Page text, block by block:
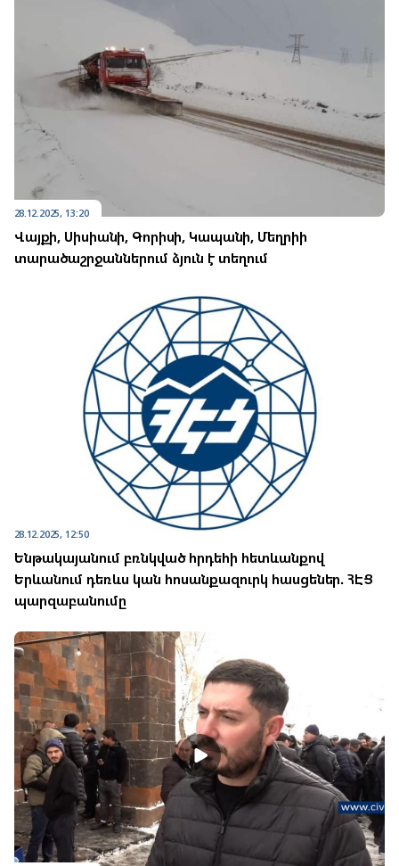
28.12.2025, 13:20
Վայքի, Սիսիանի, Գորիսի, Կապանի, Մեղրիի
տարածաշրջաններում ձյուն է տեղում
28.12.2025, 12:50
Ենթակայանում բռնկված հրդեհի հետևանքով
Երևանում դեռևս կան հոսանքազուրկ հասցեներ. ՀԷՑ
պարզաբանումը